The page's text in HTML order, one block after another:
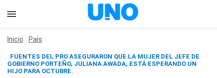
Inicio País
FUENTES DEL PRO ASEGURARON QUE LA MUJER DEL JEFE DE
GOBIERNO PORTEÑO, JULIANA AWADA, ESTÁ ESPERANDO UN
HIJO PARA OCTUBRE.